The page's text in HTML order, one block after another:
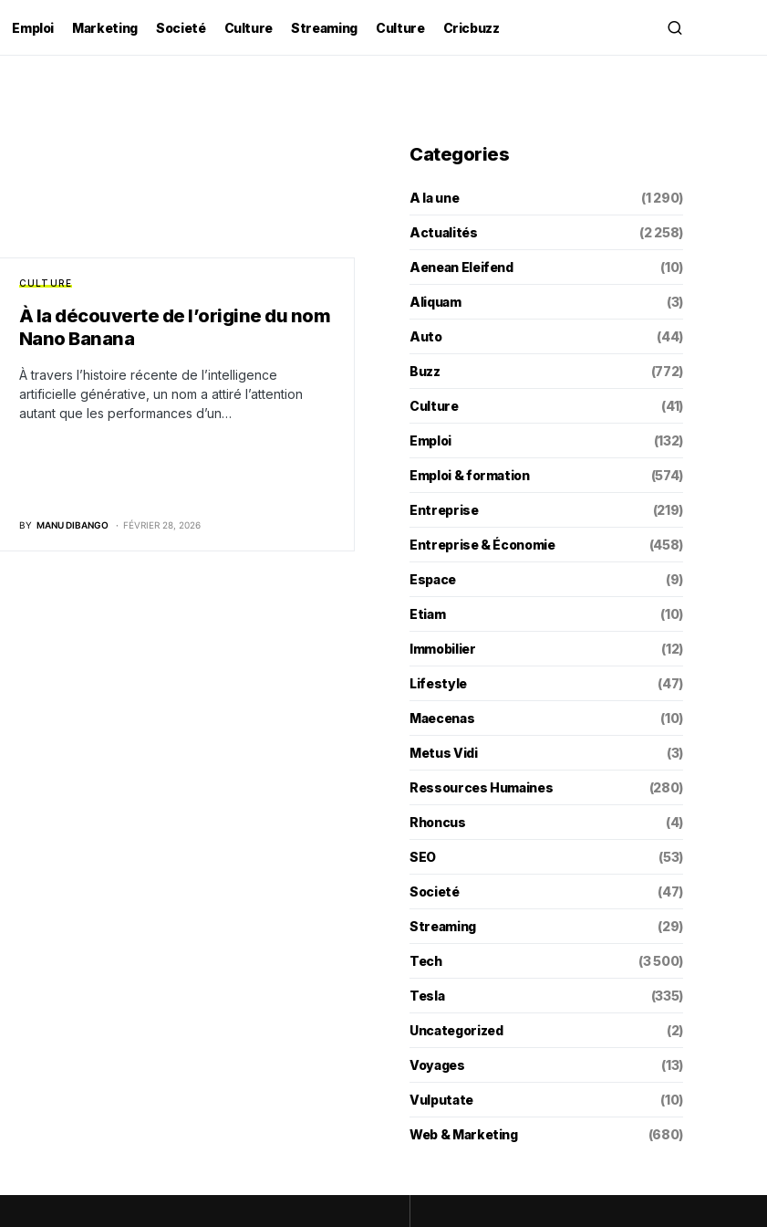
Emploi Marketing Societé Culture Streaming Culture Cricbuzz
CULTURE
À la découverte de l’origine du nom
Nano Banana
À travers l’histoire récente de l’intelligence
artificielle générative, un nom a attiré l’attention
autant que les performances d’un…
BY MANU DIBANGO FÉVRIER 28, 2026
Categories
A la une (1 290)
Actualités (2 258)
Aenean Eleifend (10)
Aliquam (3)
Auto (44)
Buzz (772)
Culture (41)
Emploi (132)
Emploi & formation (574)
Entreprise (219)
Entreprise & Économie (458)
Espace (9)
Etiam (10)
Immobilier (12)
Lifestyle (47)
Maecenas (10)
Metus Vidi (3)
Ressources Humaines (280)
Rhoncus (4)
SEO (53)
Societé (47)
Streaming (29)
Tech (3 500)
Tesla (335)
Uncategorized (2)
Voyages (13)
Vulputate (10)
Web & Marketing (680)